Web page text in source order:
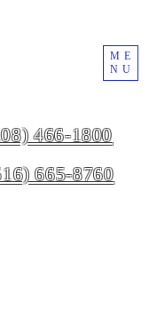
ME
NU
466-1800
665-8760